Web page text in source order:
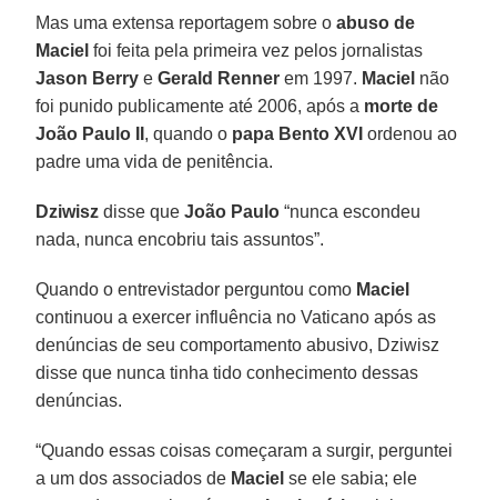
Mas uma extensa reportagem sobre oabuso de
Maciel foi feita pela primeira vez pelos jornalistas
Jason Berry eGerald Renner em 1997. Maciel não
foi punido publicamente até 2006, após a morte de
João Paulo II , quando o papa Bento XVI ordenou ao
padre uma vida de penitência.
Dziwisz disse queJoão Paulo “nunca escondeu
nada, nunca encobriu tais assuntos”.
Quando o entrevistador perguntou como Maciel
continuou a exercer influência no Vaticano após as
denúncias de seu comportamento abusivo, Dziwisz
disse que nunca tinha tido conhecimento dessas
denúncias.
“Quando essas coisas começaram a surgir, perguntei
a um dos associados de Maciel se ele sabia; ele